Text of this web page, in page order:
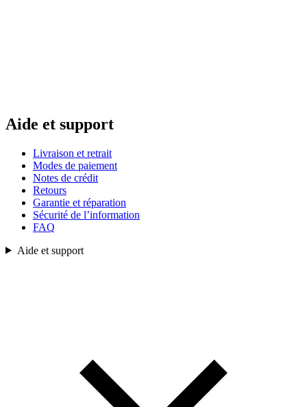
Aide et support
Livraison et retrait
Modes de paiement
Notes de crédit
Retours
Garantie et réparation
Sécurité de l’information
FAQ
Aide et support